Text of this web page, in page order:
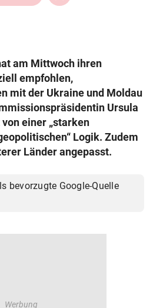
& Co KG 2026
am Mittwoch ihren
empfohlen,
mit der Ukraine und Moldau
Ursula
einer „starken
Logik. Zudem
Länder angepasst.
bevorzugte Google-Quelle